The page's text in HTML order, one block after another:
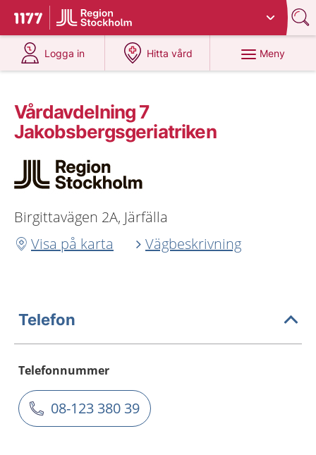
Till startsidan för 1177
Du har valt region
Logga in
på 1177.se
Hitta vård
på 1177.se
Meny
Vårdavdelning 7
Jakobsbergsgeriatriken
Birgittavägen 2A, Järfälla
Visa på karta
Vägbeskrivning
Telefon
Telefonnummer
08-123 380 39